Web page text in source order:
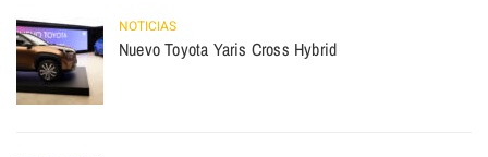
NOTICIAS
Nuevo Toyota Yaris Cross Hybrid